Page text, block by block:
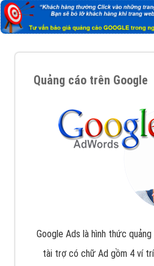
Quảng cáo trên Google
Google Ads là hình thức
tài trợ có chữ Ad gồm 4 ví